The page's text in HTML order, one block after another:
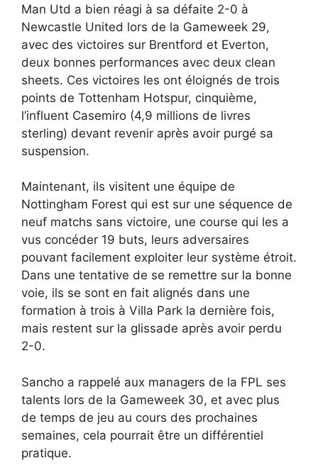
Man Utd a bien réagi à sa défaite 2-0 à
Newcastle United lors de la Gameweek 29,
avec des victoires sur Brentford et Everton,
deux bonnes performances avec deux clean
sheets. Ces victoires les ont éloignés de trois
points de Tottenham Hotspur, cinquième,
l’influent Casemiro (4,9 millions de livres
sterling) devant revenir après avoir purgé sa
suspension.
Maintenant, ils visitent une équipe de
Nottingham Forest qui est sur une séquence de
neuf matchs sans victoire, une course qui les a
vus concéder 19 buts, leurs adversaires
pouvant facilement exploiter leur système étroit.
Dans une tentative de se remettre sur la bonne
voie, ils se sont en fait alignés dans une
formation à trois à Villa Park la dernière fois,
mais restent sur la glissade après avoir perdu
2-0.
Sancho a rappelé aux managers de la FPL ses
talents lors de la Gameweek 30, et avec plus
de temps de jeu au cours des prochaines
semaines, cela pourrait être un différentiel
pratique.